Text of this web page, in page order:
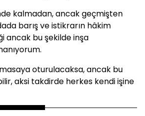
kalmadan, ancak geçmişten
barış ve istikrarın hâkim
ancak bu şekilde inşa
masaya oturulacaksa, ancak bu
aksi takdirde herkes kendi işine